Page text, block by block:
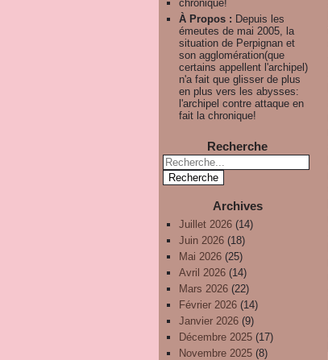
À Propos : Depuis les
émeutes de mai 2005, la
situation de Perpignan et
son agglomération(que
certains appellent l'archipel)
n'a fait que glisser de plus
en plus vers les abysses:
l'archipel contre attaque en
fait la chronique!
Recherche
Archives
Juillet 2026 (14)
Juin 2026 (18)
Mai 2026 (25)
Avril 2026 (14)
Mars 2026 (22)
Février 2026 (14)
Janvier 2026 (9)
Décembre 2025 (17)
Novembre 2025 (8)